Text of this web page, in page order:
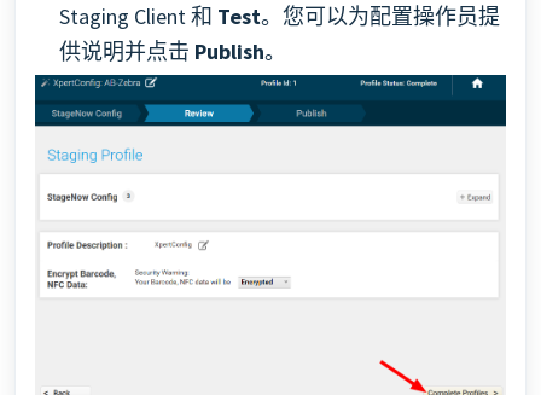
Staging Client 和 Test。您可以为配置操作员提
供说明并点击 Publish。